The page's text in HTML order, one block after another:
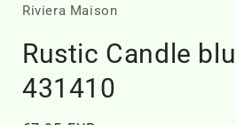
in
Riviera Maison
Rustic Candle
431410